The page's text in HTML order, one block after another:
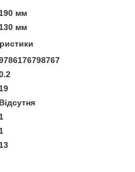
190 мм
130 мм
19
Відсутня
1
1
13